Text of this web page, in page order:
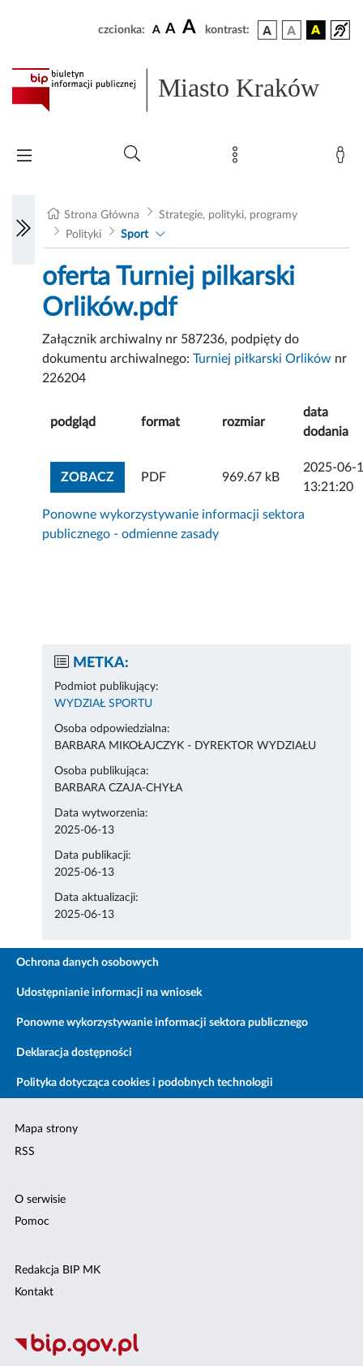
czcionka: A A A kontrast:
Miasto Kraków
Strona Główna
Strategie, polityki, programy
Polityki
Sport
oferta Turniej pilkarski
Orlików.pdf
Załącznik archiwalny nr 587236, podpięty do
dokumentu archiwalnego:Turniej piłkarski Orlików nr
226204
podgląd format rozmiar
data
dodania
ZOBACZZOBACZ ZAŁĄCZNIK
PDF 969.67 kB
2025-06-
13:21:20
Ponowne wykorzystywanie informacji sektora
publicznego - odmienne zasady
METKA:
Podmiot publikujący:
WYDZIAŁ SPORTU
Osoba odpowiedzialna:
BARBARA MIKOŁAJCZYK - DYREKTOR WYDZIAŁU
Osoba publikująca:
BARBARA CZAJA-CHYŁA
Data wytworzenia:
2025-06-13
Data publikacji:
2025-06-13
Data aktualizacji:
2025-06-13
Ochrona danych osobowych
Udostępnianie informacji na wniosek
Ponowne wykorzystywanie informacji sektora publicznego
Deklaracja dostępności
Polityka dotycząca cookies i podobnych technologii
Mapa strony
RSS
O serwisie
Pomoc
Redakcja BIP MK
Kontakt